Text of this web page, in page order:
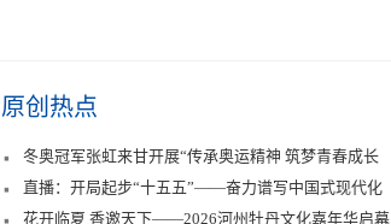
原创热点
冬奥冠军张虹来甘开展“传承奥运精神 筑梦青春成长
直播：开局起步“十五五”——奋力谱写中国式现代化
花开临夏 香邀天下——2026河州牡丹文化嘉年华启幕